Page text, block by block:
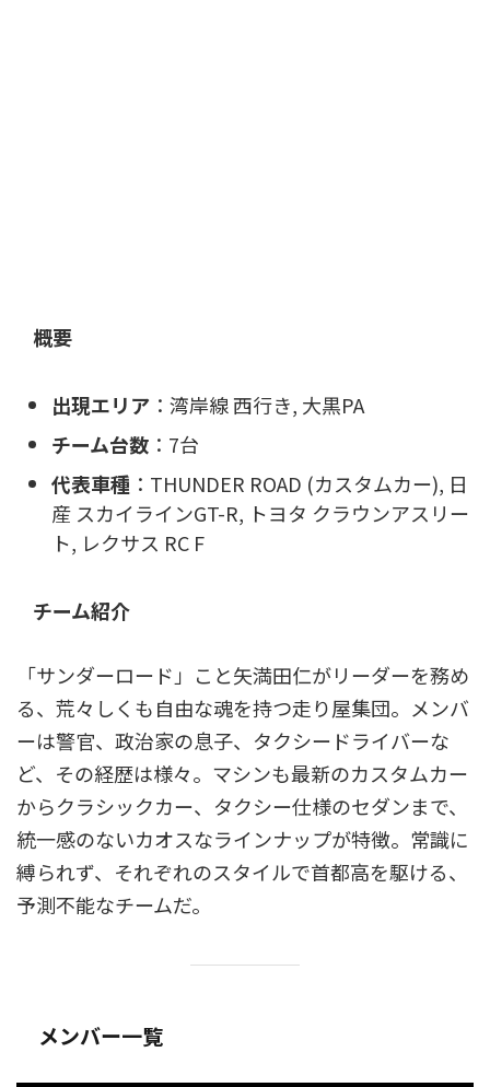
概要
出現エリア ：湾岸線 西行き, 大黒PA
チーム台数 ：7台
代表車種 ：THUNDER ROAD (カスタムカー), 日
産 スカイラインGT-R, トヨタ クラウンアスリー
ト, レクサス RC F
チーム紹介
「サンダーロード」こと矢満田仁がリーダーを務め
る、荒々しくも自由な魂を持つ走り屋集団。メンバ
ーは警官、政治家の息子、タクシードライバーな
ど、その経歴は様々。マシンも最新のカスタムカー
からクラシックカー、タクシー仕様のセダンまで、
統一感のないカオスなラインナップが特徴。常識に
縛られず、それぞれのスタイルで首都高を駆ける、
予測不能なチームだ。
メンバー一覧